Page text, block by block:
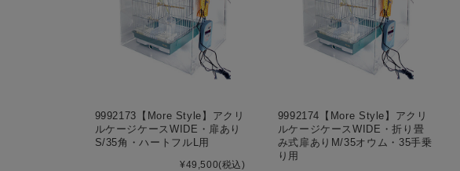
9992173【More Style】アクリ
ルケージケースWIDE・扉あり
S/35角・ハートフルL用
¥49,500(税込)
9992174【More Style】アクリ
ルケージケースWIDE・折り畳
み式扉ありM/35オウム・35手乗
り用